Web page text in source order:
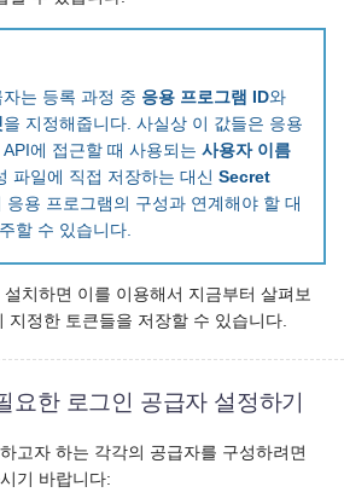
는 등록 과정 중 응용 프로그램 ID와
을 지정해줍니다. 사실상 이 값들은 응용
에 접근할 때 사용되는 사용자 이름
파일에 직접 저장하는 대신 Secret
응용 프로그램의 구성과 연계해야 할 대
할 수 있습니다.
설치하면 이를 이용해서 지금부터 살펴보
지정한 토큰들을 저장할 수 있습니다.
요한 로그인 공급자 설정하기
고자 하는 각각의 공급자를 구성하려면
기 바랍니다: